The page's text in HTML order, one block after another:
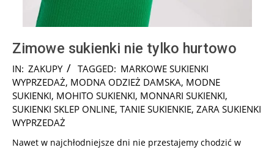
Zimowe sukienki nie tylko hurtowo
2025-
10-
19
IN: ZAKUPY TAGGED: MARKOWE SUKIENKI
WYPRZEDAŻ, MODNA ODZIEŻ DAMSKA, MODNE
SUKIENKI, MOHITO SUKIENKI, MONNARI SUKIENKI,
SUKIENKI SKLEP ONLINE, TANIE SUKIENKIE, ZARA SUKIENKI
WYPRZEDAŻ
Nawet w najchłodniejsze dni nie przestajemy chodzić w